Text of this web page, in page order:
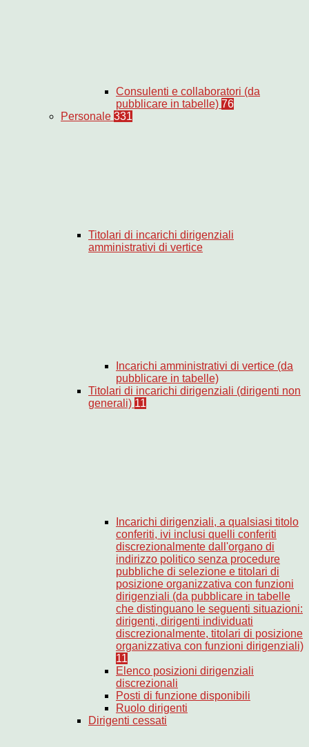
Consulenti e collaboratori (da
pubblicare in tabelle) 76
Personale 331
Titolari di incarichi dirigenziali
amministrativi di vertice
Incarichi amministrativi di vertice (da
pubblicare in tabelle)
Titolari di incarichi dirigenziali (dirigenti non
generali) 11
Incarichi dirigenziali, a qualsiasi titolo
conferiti, ivi inclusi quelli conferiti
discrezionalmente dall'organo di
indirizzo politico senza procedure
pubbliche di selezione e titolari di
posizione organizzativa con funzioni
dirigenziali (da pubblicare in tabelle
che distinguano le seguenti situazioni:
dirigenti, dirigenti individuati
discrezionalmente, titolari di posizione
organizzativa con funzioni dirigenziali)
11
Elenco posizioni dirigenziali
discrezionali
Posti di funzione disponibili
Ruolo dirigenti
Dirigenti cessati